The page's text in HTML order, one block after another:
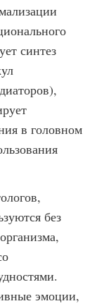
синтез
в головном
без
эмоции,